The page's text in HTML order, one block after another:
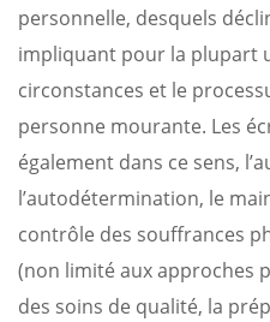
personnelle, desquels
impliquant pour la plupart
circonstances et le
personne mourante. Les
également dans ce sens,
l’autodétermination, le
contrôle des souffrances
(non limité aux approches
des soins de qualité, la